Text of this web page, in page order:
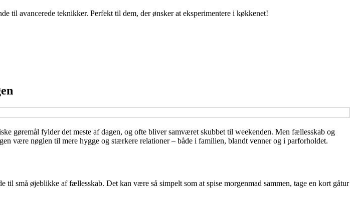
til avancerede teknikker. Perfekt til dem, der ønsker at eksperimentere i køkkenet!
gøremål fylder det meste af dagen, og ofte bliver samværet skubbet til weekenden. Men fællesskab og
være nøglen til mere hygge og stærkere relationer – både i familien, blandt venner og i parforholdet.
små øjeblikke af fællesskab. Det kan være så simpelt som at spise morgenmad sammen, tage en kort gåtur